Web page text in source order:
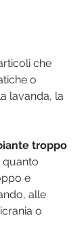
che
o
lavanda, la
troppo
quanto
e
alle
o